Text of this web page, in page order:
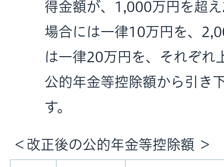
得金額が、1,000万円を超
場合には一律10万円を、
は一律20万円を、それぞれ
公的年金等控除額から引き
す。
＜改正後の公的年金等控除額 ＞